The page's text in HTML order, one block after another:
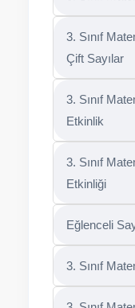
3. Sınıf
Çift Sayılar
3. Sınıf
Etkinlik
3. Sınıf
Etkinliği
Eğlenceli
3. Sınıf